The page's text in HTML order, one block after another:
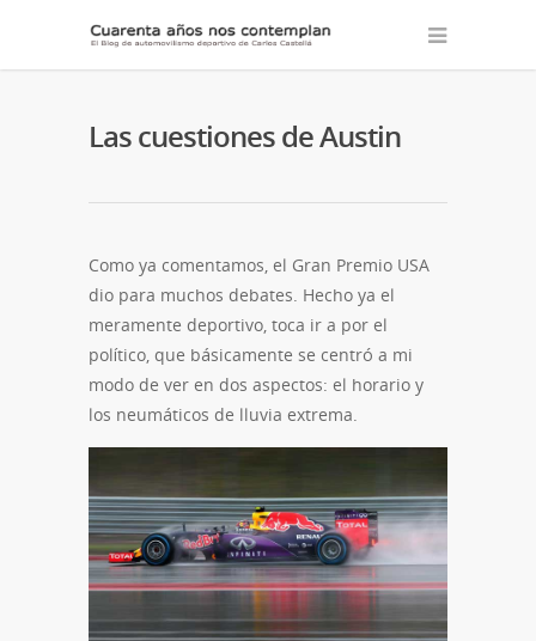
Las cuestiones de Austin
Como ya comentamos, el Gran Premio USA
dio para muchos debates. Hecho ya el
meramente deportivo, toca ir a por el
político, que básicamente se centró a mi
modo de ver en dos aspectos: el horario y
los neumáticos de lluvia extrema.